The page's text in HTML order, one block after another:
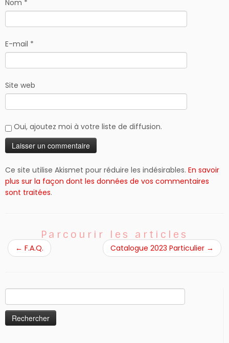
Nom *
E-mail *
Site web
Oui, ajoutez moi à votre liste de diffusion.
Ce site utilise Akismet pour réduire les indésirables. En savoir
plus sur la façon dont les données de vos commentaires
sont traitées.
Parcourir les articles
← F.A.Q. Catalogue 2023 Particulier →